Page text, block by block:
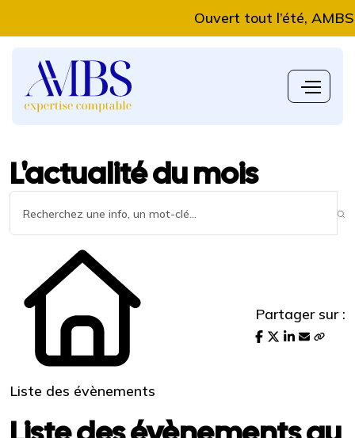
Ouvert tout l’été, AMBS
L'actualité du mois
Liste des évènements
Partager sur :